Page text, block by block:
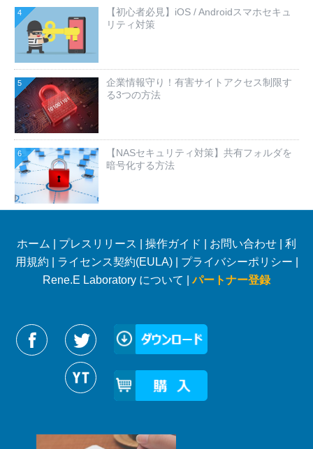
4
【初心者必見】iOS / Androidスマホセキュ
リティ対策
5
企業情報守り！有害サイトアクセス制限す
る3つの方法
6
【NASセキュリティ対策】共有フォルダを
暗号化する方法
ホーム プレスリリース 操作ガイド お問い合わせ
利
用規約
ライセンス契約(EULA)| プライバシーポリシー
Rene.E Laboratory について |パートナー登録
Reneelabをフォローする